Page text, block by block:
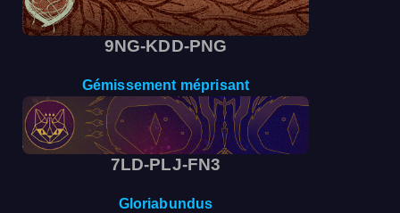
9NG-KDD-PNG
Gémissement méprisant
7LD-PLJ-FN3
Gloriabundus